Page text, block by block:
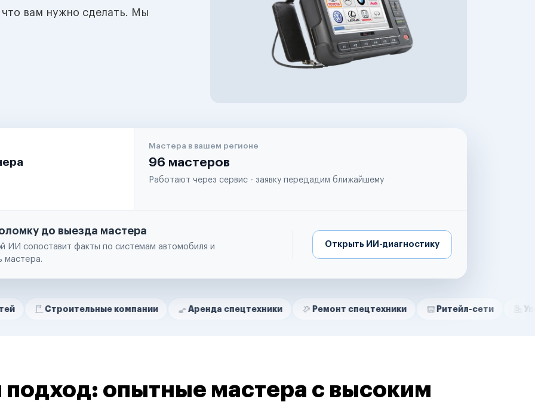
вам нужно сделать. Мы
Мастера в вашем регионе
96 мастеров
Работают через сервис - заявку передадим ближайшему
до выезда мастера
ИИ сопоставит факты по системам автомобиля и
мастера.
Открыть ИИ-диагностику
компании Аренда спецтехники Ремонт спецтехники Ритейл-сети
опытные мастера с высоким